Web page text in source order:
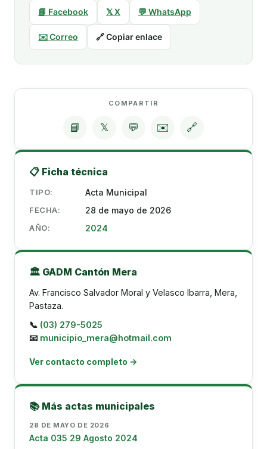
📘 Facebook 𝕏 X 💬 WhatsApp
✉️ Correo 🔗 Copiar enlace
COMPARTIR
📘 𝕏 💬 ✉️ 🔗
📋 Ficha técnica
TIPO: Acta Municipal
FECHA: 28 de mayo de 2026
AÑO: 2024
🏛️ GADM Cantón Mera
Av. Francisco Salvador Moral y Velasco Ibarra, Mera,
Pastaza.
📞 (03) 279-5025
📧 municipio_mera@hotmail.com
Ver contacto completo →
📚 Más actas municipales
28 DE MAYO DE 2026
Acta 035 29 Agosto 2024